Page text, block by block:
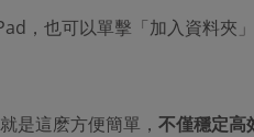
，也可以單擊「加入資料夾
是這麽方便簡單， 不僅穩定高